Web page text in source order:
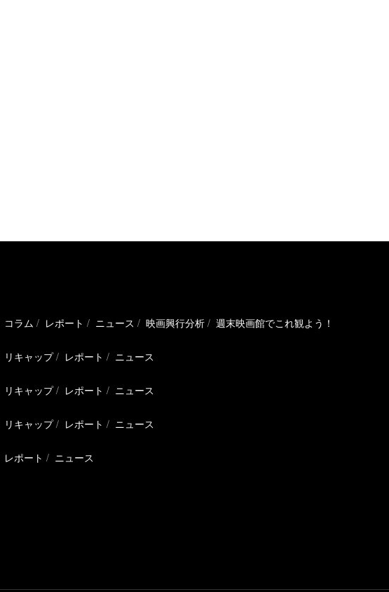
コラム レポート ニュース 映画興行分析 週末映画館でこれ観よう！
リキャップ レポート ニュース
リキャップ レポート ニュース
リキャップ レポート ニュース
レポート ニュース